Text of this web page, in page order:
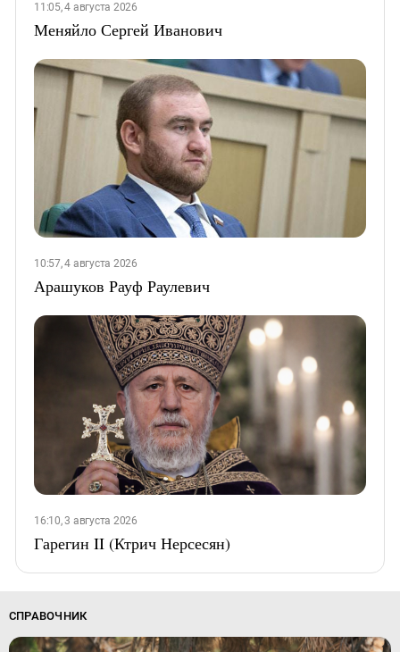
11:05, 4 августа 2026
Меняйло Сергей Иванович
10:57, 4 августа 2026
Арашуков Рауф Раулевич
16:10, 3 августа 2026
Гарегин II (Ктрич Нерсесян)
СПРАВОЧНИК